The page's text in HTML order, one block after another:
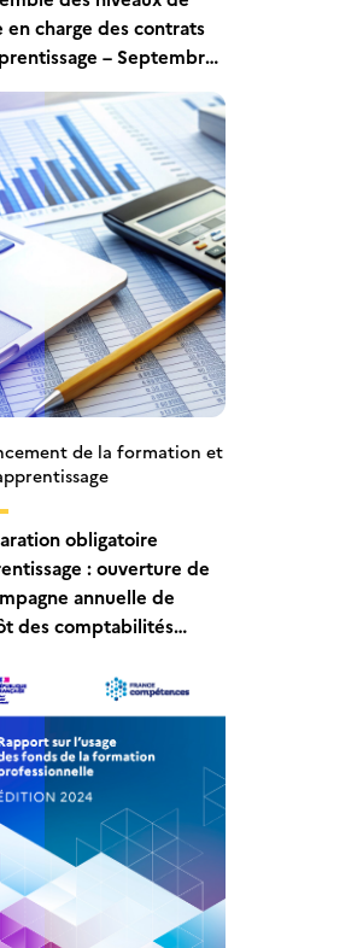
en charge des contrats
– Septembre
de la formation et
obligatoire
: ouverture de
annuelle de
des comptabilités